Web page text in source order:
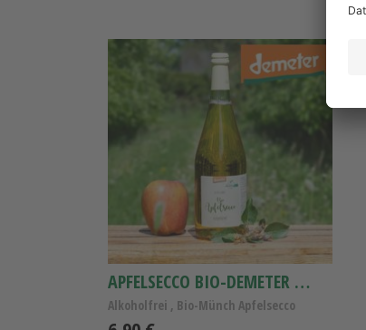
APFELSECCO BIO-DEMETER 0,75L
Alkoholfrei , Bio-Münch Apfelsecco